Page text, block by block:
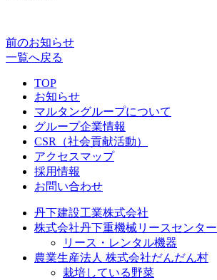
前のお知らせ
一覧へ戻る
TOP
お知らせ
マルタングループについて
グループ企業情報
CSR（社会貢献活動）
アクセスマップ
採用情報
お問い合わせ
丹下建設工業株式会社
株式会社丹下重機械リースセンター
リース・レンタル機器
農業生産法人 株式会社だんだん村
栽培している野菜